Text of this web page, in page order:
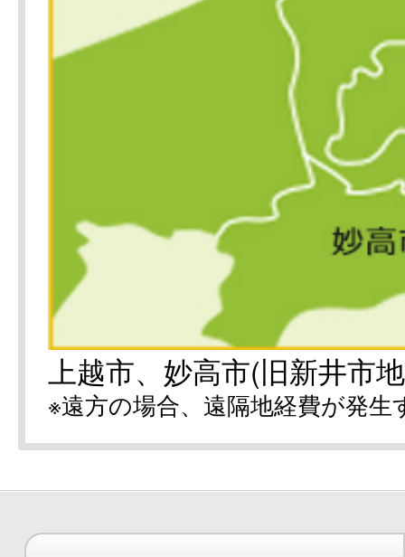
上越市、妙高市(旧新井市
※遠方の場合、遠隔地経費が発